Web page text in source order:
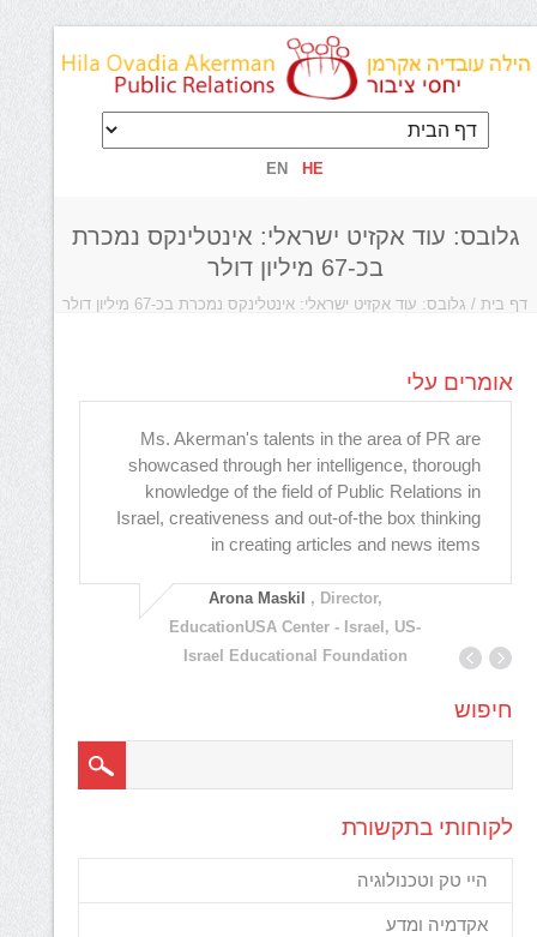
HE
EN
גלובס: עוד אקזיט ישראלי: אינטלינקס נמכרת
בכ-67 מיליון דולר
דף בית/ גלובס: עוד אקזיט ישראלי: אינטלינקס נמכרת בכ-67 מיליון דולר
אומרים עלי
Ms. Akerman's talents in the area of PR are
showcased through her intelligence, thorough
knowledge of the field of Public Relations in
Israel, creativeness and out-of-the box thinking
in creating articles and news items
Arona Maskil , Director,
EducationUSA Center - Israel, US-
Israel Educational Foundation
חיפוש
לקוחותי בתקשורת
היי טק וטכנולוגיה
אקדמיה ומדע